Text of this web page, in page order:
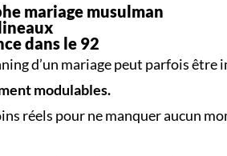
mariage musulman
dans le 92
d’un mariagepeut parfois être
modulables.
réels pour ne manquer aucun